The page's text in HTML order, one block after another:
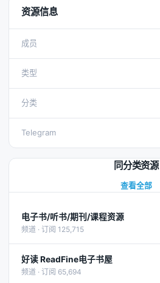
资源信息
成员
类型
分类
Telegram
同分类资源
查看全部
电子书/听书/期刊/课程资源
频道 · 订阅 125,715
好读 ReadFine电子书屋
频道 · 订阅 65,694